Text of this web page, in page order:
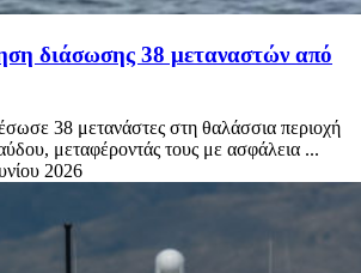
διάσωσης 38 μεταναστών από
38 μετανάστες στη θαλάσσια περιοχή
μεταφέροντάς τους με ασφάλεια ...
2026